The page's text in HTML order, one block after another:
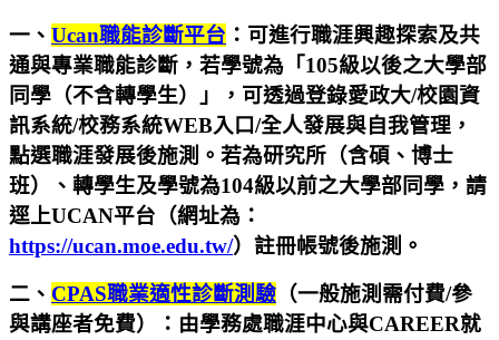
一、 Ucan職能診斷平台 ：可進行職涯興趣探索及共
通與專業職能診斷，若學號為「105級以後之大學部
同學（不含轉學生）」，可透過登錄愛政大/校園資
訊系統/校務系統WEB入口/全人發展與自我管理，
點選職涯發展後施測。若為研究所（含碩、博士
班）、轉學生及學號為104級以前之大學部同學，請
逕上UCAN平台（網址為：
https://ucan.moe.edu.tw/）註冊帳號後施測。
二、 CPAS職業適性診斷測驗 （一般施測需付費/參
與講座者免費）：由學務處職涯中心與CAREER就